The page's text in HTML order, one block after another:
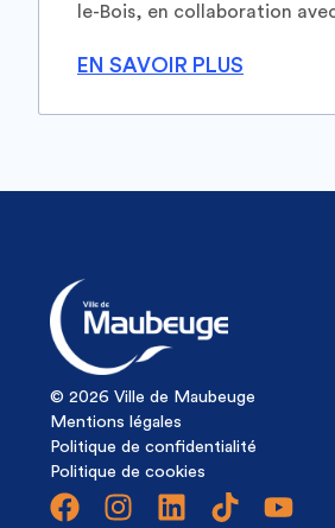
le-Bois, en collaboration
EN SAVOIR PLUS
© 2026 Ville de Maubeuge
Mentions légales
Politique de confidentialité
Politique de cookies